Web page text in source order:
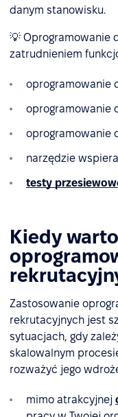
danym stanowisku.
💡 Oprogramowanie
zatrudnieniem
oprogramowanie
oprogramowanie
oprogramowanie
narzędzie
testy
Kiedy
Zastosowanie
rekrutacyjnych jest
sytuacjach, gdy
skalowalnym
rozważyć jego
mimo atrakcyjnej